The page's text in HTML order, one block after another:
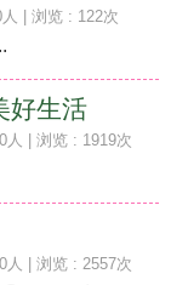
人 | 浏览 : 122次
好生活
人 | 浏览 : 1919次
人 | 浏览 : 2557次